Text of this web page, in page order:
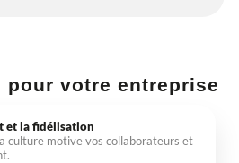
pour votre entreprise
et la fidélisation
culture motive vos collaborateurs et